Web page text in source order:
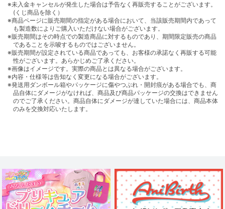
※未入金キャンセルが発生した場合は予告なく再販売することがございます。
(くじ商品を除く）
※商品ページに販売期間の指定がある場合において、当該販売期間内であって
も製造数によりご購入いただけない場合がございます。
※販売期間はその時点での製造商品に対するものであり、期間限定販売の商品
であることを示唆するものではございません。
※販売期間が設定されている商品であっても、お客様の承諾なく再販する可能
性がございます。あらかじめご了承ください。
※画像はイメージです。実際の商品とは異なる場合がございます。
※内容・仕様等は告知なく変更になる場合がございます。
※発送用ダンボール箱やパッケージに傷やつぶれ・開封痕がある場合でも、商
品自体にダメージがなければ、商品及び商品パッケージの交換はできません
のでご了承ください。商品自体にダメージが達していた場合には、商品本体
のみを交換対応いたします。